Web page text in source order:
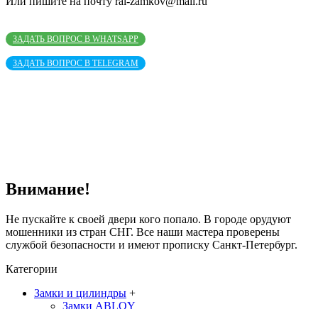
ЗАДАТЬ ВОПРОС В WHATSAPP
ЗАДАТЬ ВОПРОС В TELEGRAM
Внимание!
Не пускайте к своей двери кого попало. В городе орудуют
мошенники из стран СНГ. Все наши мастера проверены
службой безопасности и имеют прописку Санкт-Петербург.
Категории
Замки и цилиндры +
Замки ABLOY